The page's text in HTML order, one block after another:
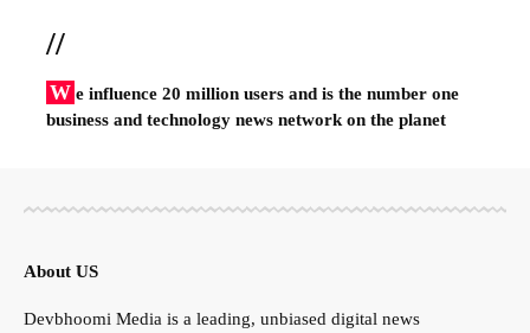
//
W e influence 20 million users and is the number one
business and technology news network on the planet
About US
Devbhoomi Media is a leading, unbiased digital news